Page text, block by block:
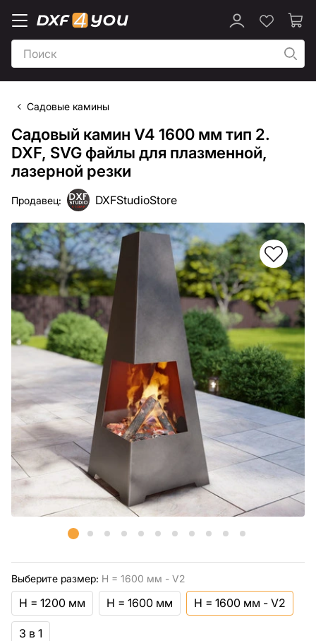
Садовые камины
Садовый камин V4 1600 мм тип 2.
DXF, SVG файлы для плазменной,
лазерной резки
Продавец: DXFStudioStore
Выберите размер: H = 1600 мм - V2
H = 1200 мм H = 1600 мм H = 1600 мм - V2
3 в 1